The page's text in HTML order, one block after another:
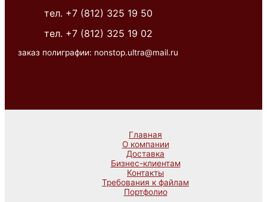
тел. +7 (812) 325 19 50
тел. +7 (812) 325 19 02
заказ полиграфии: nonstop.ultra@mail.ru
Главная
О компании
Доставка
Бизнес-клиентам
Контакты
Требования к файлам
Портфолио